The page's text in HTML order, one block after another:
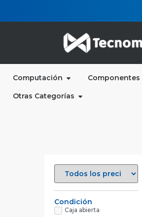
Computación Componentes
Otras Categorías
Condición
Caja abierta